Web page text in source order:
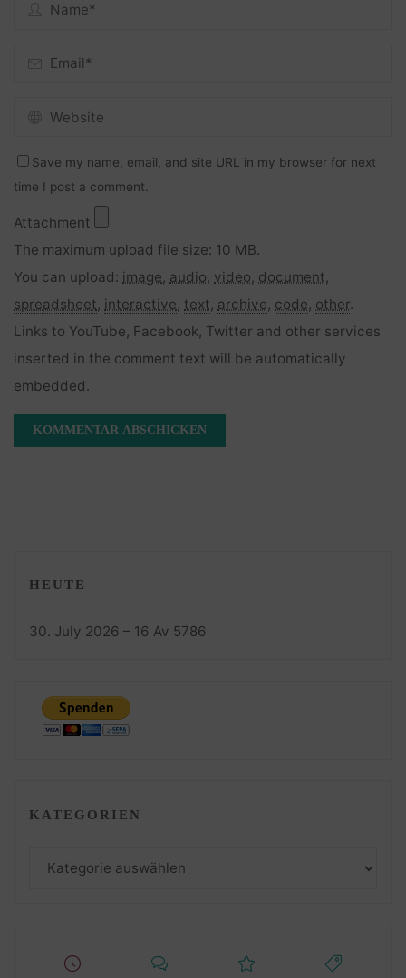
Save my name, email, and site URL in my browser for next
time I post a comment.
Attachment
The maximum upload file size: 10 MB.
You can upload: image, audio, video, document,
spreadsheet, interactive, text, archive, code, other.
Links to YouTube, Facebook, Twitter and other services
inserted in the comment text will be automatically
embedded.
HEUTE
30. July 2026 – 16 Av 5786
KATEGORIEN
Kategorien